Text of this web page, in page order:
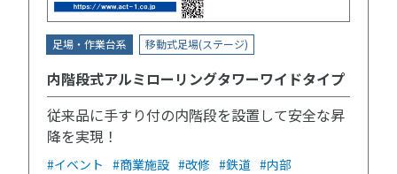
足場・作業台系 移動式足場(ステージ)
内階段式アルミローリングタワーワイドタイプ
従来品に手すり付の内階段を設置して安全な昇
降を実現！
#イベント #商業施設 #改修 #鉄道 #内部